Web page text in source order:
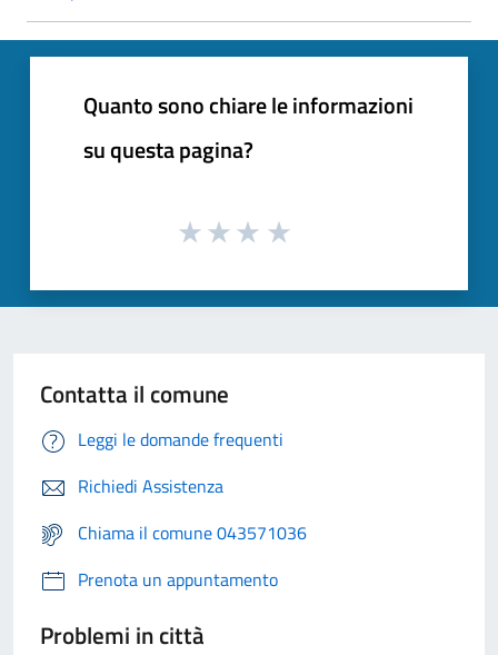
Quanto sono chiare le informazioni
su questa pagina?
Contatta il comune
Leggi le domande frequenti
Richiedi Assistenza
Chiama il comune 043571036
Prenota un appuntamento
Problemi in città